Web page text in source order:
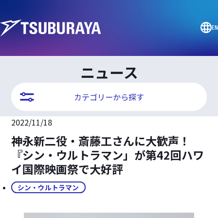
EN
ニュース
カテゴリーから探す
2022/11/18
神永新二役・斎藤工さんに大歓声！
『シン・ウルトラマン」が第42回ハワ
イ国際映画祭で大好評
シン・ウルトラマン